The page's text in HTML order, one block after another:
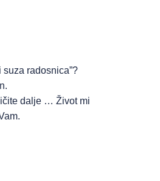
radosnica”?
dalje … Život mi